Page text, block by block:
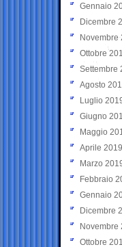
Gennaio
Dicembre
Novembre
Ottobre
Settembre
Agosto
Luglio
Giugno
Maggio
Aprile 2019
Marzo
Febbraio
Gennaio
Dicembre
Novembre
Ottobre